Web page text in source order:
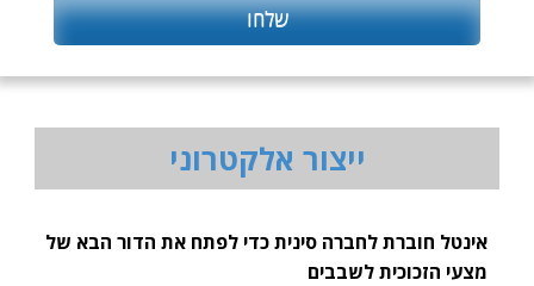
ייצור אלקטרוני
אינטל חוברת לחברה סינית כדי לפתח את הדור הבא של
מצעי הזכוכית לשבבים